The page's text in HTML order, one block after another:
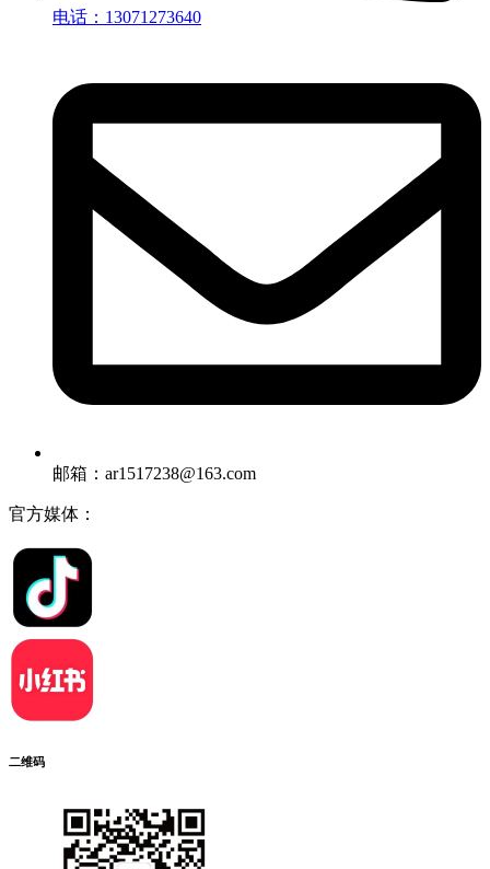
电话：13071273640
邮箱：ar1517238@163.com
官方媒体：
二维码